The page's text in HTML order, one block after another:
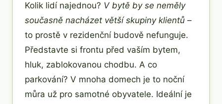
Kolik lidí najednou? V bytě by se neměly
současně nacházet větší skupiny klientů –
to prostě v rezidenční budově nefunguje.
Představte si frontu před vaším bytem,
hluk, zablokovanou chodbu. A co
parkování? V mnoha domech je to noční
můra už pro samotné obyvatele. Ideální je